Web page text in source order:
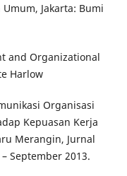
Jakarta: Bumi
and Organizational
Harlow
Organisasi
Kepuasan Kerja
Merangin, Jurnal
September 2013.